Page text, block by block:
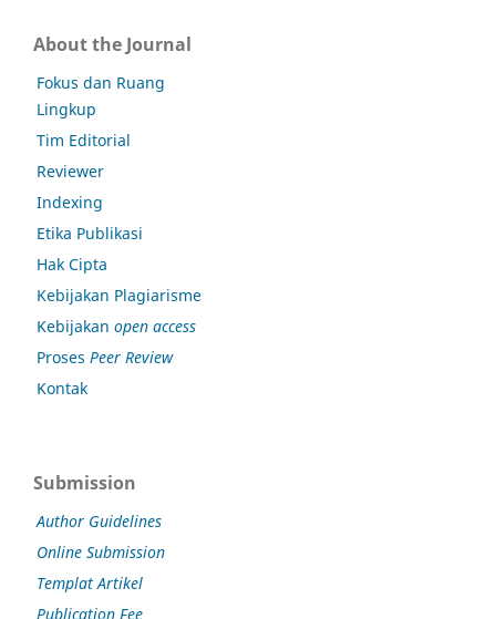
About the Journal
Fokus dan Ruang
Lingkup
Tim Editorial
Reviewer
Indexing
Etika Publikasi
Hak Cipta
Kebijakan Plagiarisme
Kebijakan open access
Proses Peer Review
Kontak
Submission
Author Guidelines
Online Submission
Templat Artikel
Publication Fee